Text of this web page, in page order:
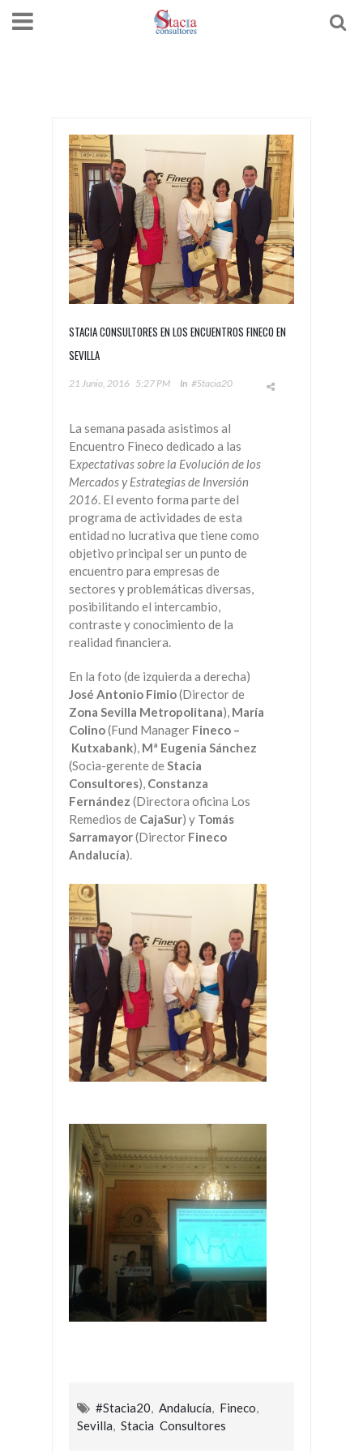
STACIA CONSULTORES EN LOS ENCUENTROS FINECO EN
SEVILLA
21 Junio, 2016 5:27 PM In #Stacia20
La semana pasada asistimos al
Encuentro Fineco‬ dedicado a las
Expectativas sobre la Evolución de los
Mercados y Estrategias de Inversión
2016 . El evento forma parte del
programa de actividades de esta
entidad no lucrativa que tiene como
objetivo principal ser un punto de
encuentro para empresas de
sectores y problemáticas diversas,
posibilitando el intercambio,
contraste y conocimiento de la
realidad financiera.
En la foto (de izquierda a derecha)
José Antonio Fimio(Director de
Zona Sevilla Metropolitana), María
Colino(Fund Manager Fineco –
Kutxabank), Mª Eugenia Sánchez
(Socia-gerente de Stacia
Consultores), Constanza
Fernández (Directora oficina Los
Remedios de CajaSur) y Tomás
Sarramayor(Director Fineco
Andalucía).
#Stacia20 Andalucía Fineco
Sevilla
Stacia Consultores